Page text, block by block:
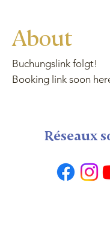
About
Buchungslink folgt!
Booking link soon
Réseaux